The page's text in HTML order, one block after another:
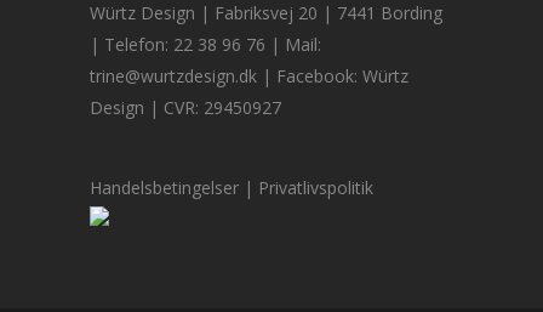
Würtz Design | Fabriksvej 20 | 7441 Bording
| Telefon: 22 38 96 76 | Mail:
trine@wurtzdesign.dk | Facebook: Würtz
Design | CVR: 29450927
Handelsbetingelser | Privatlivspolitik